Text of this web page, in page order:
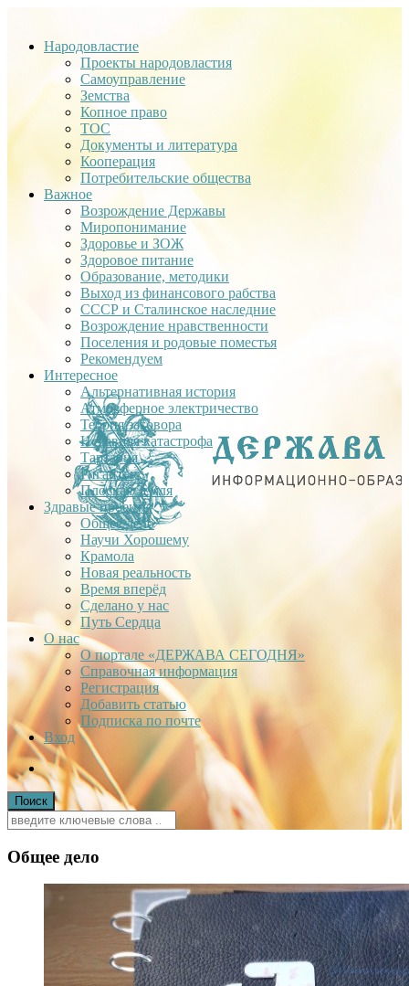
Народовластие
Проекты народовластия
Самоуправление
Земства
Копное право
ТОС
Документы и литература
Кооперация
Потребительские общества
Важное
Возрождение Державы
Миропонимание
Здоровье и ЗОЖ
Здоровое питание
Образование, методики
Выход из финансового рабства
СССР и Сталинское наследние
Возрождение нравственности
Поселения и родовые поместья
Рекомендуем
Интересное
Альтернативная история
Атмосферное электричество
Теория заговора
Недавняя катастрофа
Тартария
Гиганты
Плоская Земля
Здравые проекты
Общее дело
Научи Хорошему
Крамола
Новая реальность
Время вперёд
Сделано у нас
Путь Сердца
О нас
О портале «ДЕРЖАВА СЕГОДНЯ»
Справочная информация
Регистрация
Добавить статью
Подписка по почте
Вход
Общее дело